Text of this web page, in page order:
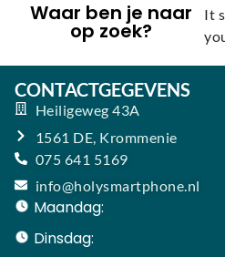
Waar ben je naar
op zoek?
It
CONTACTGEGEVENS
Heiligeweg 43A
1561 DE, Krommenie
075 641 5169
info@holysmartphone.nl
Maandag:
Dinsdag: